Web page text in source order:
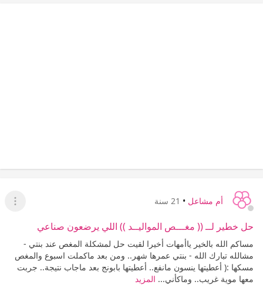
أم مشاعل • 21 سنة
عرض
حل خطير لــ (( مغـــص المواليــد )) اللي يرضعون صناعي
مساكم الله بالخير ياأمهات أخيرا لقيت حل لمشكلة المغص عند بنتي -
مشالله تبارك الله - بنتي عمرها شهر.. ومن بعد ماكملت اسبوع والمغص
مسكها :( أعطيتها ينسون مانفع.. أعطيتها بابونج بعد ماجاب نتيجة.. جربت
معها موية غريب.. وماكأني... المزيد